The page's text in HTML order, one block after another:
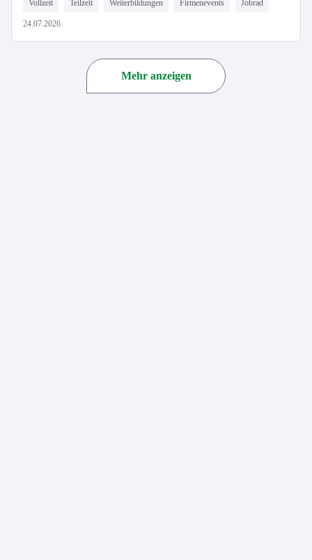
Vollzeit Teilzeit Weiterbildungen Firmenevents Jobrad
24.07.2026
Mehr anzeigen